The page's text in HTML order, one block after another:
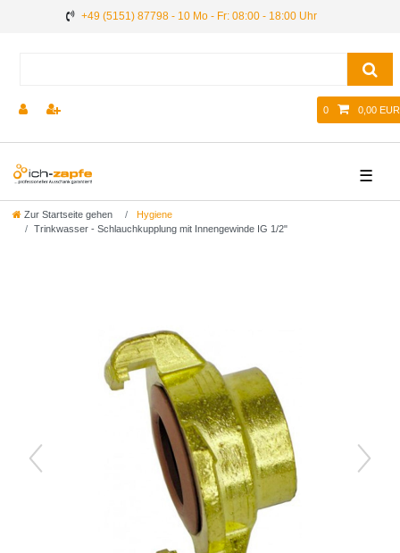
+49 (5151) 87798 - 10 Mo - Fr: 08:00 - 18:00 Uhr
0 0,00 EUR
☰
Zur Startseite gehen
Hygiene
Trinkwasser - Schlauchkupplung mit Innengewinde IG 1/2"